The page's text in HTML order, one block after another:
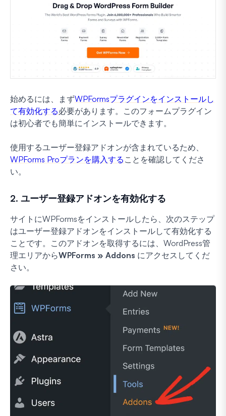
始めるには、まずWPFormsプラグインをインストールし
て有効化する必要があります。このフォームプラグイン
は初心者でも簡単にインストールできます。
使用するユーザー登録アドオンが含まれているため、
WPForms Proプランを購入する ことを確認してくださ
い。
2. ユーザー登録アドオンを有効化する
サイトにWPFormsをインストールしたら、次のステップ
はユーザー登録アドオンをインストールして有効化する
ことです。このアドオンを取得するには、WordPress管
理エリアからWPForms » Addons にアクセスしてくだ
さい。